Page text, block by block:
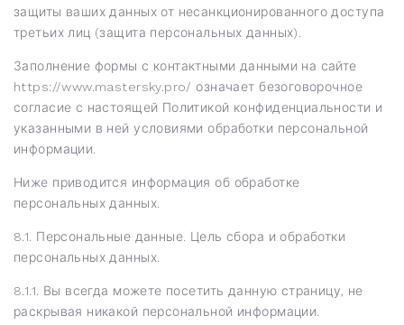
защиты ваших данных от несанкционированного доступа
третьих лиц (защита персональных данных).
Заполнение формы с контактными данными на сайте
https://www.mastersky.pro/ означает безоговорочное
согласие с настоящей Политикой конфиденциальности и
указанными в ней условиями обработки персональной
информации.
Ниже приводится информация об обработке
персональных данных.
8.1. Персональные данные. Цель сбора и обработки
персональных данных.
8.1.1. Вы всегда можете посетить данную страницу, не
раскрывая никакой персональной информации.